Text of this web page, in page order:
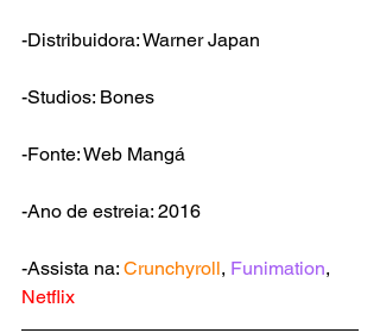
-Distribuidora: Warner Japan
-Studios: Bones
-Fonte: Web Mangá
-Ano de estreia: 2016
-Assista na: Crunchyroll, Funimation,
Netflix